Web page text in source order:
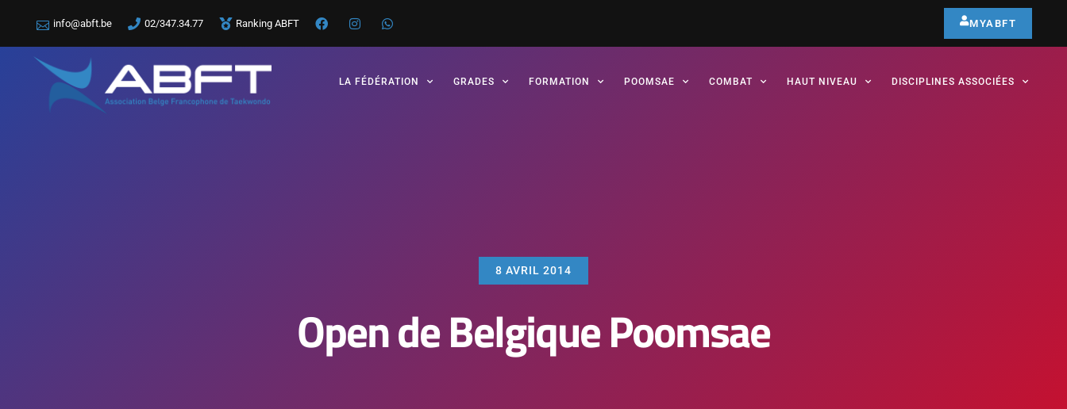
info@abft.be 02/347.34.77 Ranking ABFT MYABFT
LA FÉDÉRATION GRADES FORMATION POOMSAE COMBAT HAUT NIVEAU DISCIPLINES ASSOCIÉES
8 AVRIL 2014
Open de Belgique Poomsae